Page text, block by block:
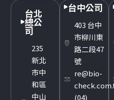
台北
總公
司
235
新北
市中
和區
中山
台中公司
403 台中
市柳川東
路二段47
號
re@bio-
(04)